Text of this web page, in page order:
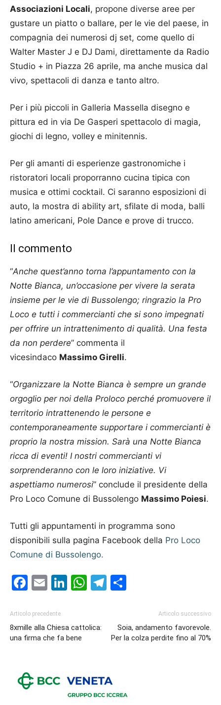
Associazioni Locali, propone diverse aree per
gustare un piatto o ballare, per le vie del paese, in
compagnia dei numerosi dj set, come quello di
Walter Master J e DJ Dami, direttamente da Radio
Studio + in Piazza 26 aprile, ma anche musica dal
vivo, spettacoli di danza e tanto altro.
Per i più piccoli in Galleria Massella disegno e
pittura ed in via De Gasperi spettacolo di magia,
giochi di legno, volley e minitennis.
Per gli amanti di esperienze gastronomiche i
ristoratori locali proporranno cucina tipica con
musica e ottimi cocktail. Ci saranno esposizioni di
auto, la mostra di ability art, sfilate di moda, balli
latino americani, Pole Dance e prove di trucco.
Il commento
“Anche quest’anno torna l’appuntamento con la
Notte Bianca, un’occasione per vivere la serata
insieme per le vie di Bussolengo; ringrazio la Pro
Loco e tutti i commercianti che si sono impegnati
per offrire un intrattenimento di qualità. Una festa
da non perdere” commenta il
vicesindaco Massimo Girelli.
“Organizzare la Notte Bianca è sempre un grande
orgoglio per noi della Proloco perché promuovere il
territorio intrattenendo le persone e
contemporaneamente supportare i commercianti è
proprio la nostra mission. Sarà una Notte Bianca
ricca di eventi! I nostri commercianti vi
sorprenderanno con le loro iniziative. Vi
aspettiamo numerosi” conclude il presidente della
Pro Loco Comune di Bussolengo Massimo Poiesi.
Tutti gli appuntamenti in programma sono
disponibili sulla pagina Facebook della Pro Loco
Comune di Bussolengo.
Facebook
EmailLinkedIn
WhatsApp
Telegram
Articolo precedente
8xmille alla Chiesa cattolica:
una firma che fa bene
Articolo successivo
Soia, andamento favorevole.
Per la colza perdite fino al 70%